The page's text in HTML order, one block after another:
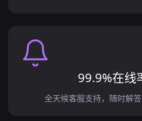
99.9%在线
全天候客服支持，随时解答